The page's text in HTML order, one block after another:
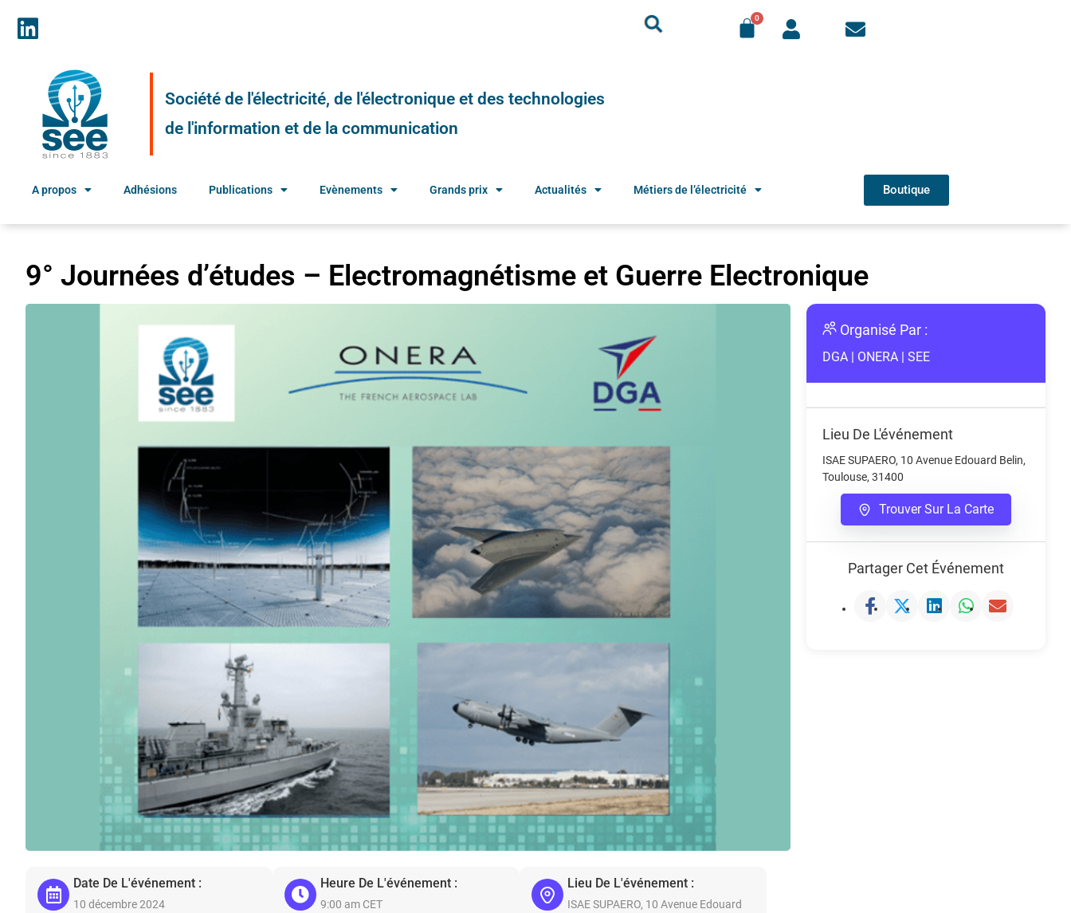
Société de l'électricité, de l'électronique et des technologies
de l'information et de la communication
A propos Adhésions Publications Evènements Grands prix Actualités Métiers de l’électricité Boutique
9° Journées d’études – Electromagnétisme et Guerre Electronique
Date De L'événement :
10 décembre 2024
Heure De L'événement :
9:00 am CET
Lieu De L'événement :
ISAE SUPAERO, 10 Avenue Edouard
Organisé Par :
DGA | ONERA | SEE
Lieu De L'événement
ISAE SUPAERO, 10 Avenue Edouard Belin,
Toulouse, 31400
Trouver Sur La Carte
Partager Cet Événement